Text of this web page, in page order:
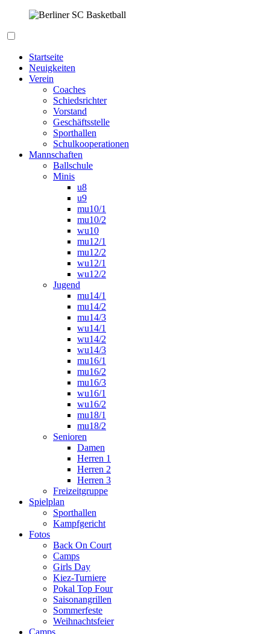
springen
Startseite
Neuigkeiten
Verein
Coaches
Schiedsrichter
Vorstand
Geschäftsstelle
Sporthallen
Schulkooperationen
Mannschaften
Ballschule
Minis
u8
u9
mu10/1
mu10/2
wu10
mu12/1
mu12/2
wu12/1
wu12/2
Jugend
mu14/1
mu14/2
mu14/3
wu14/1
wu14/2
wu14/3
mu16/1
mu16/2
mu16/3
wu16/1
wu16/2
mu18/1
mu18/2
Senioren
Damen
Herren 1
Herren 2
Herren 3
Freizeitgruppe
Spielplan
Sporthallen
Kampfgericht
Fotos
Back On Court
Camps
Girls Day
Kiez-Turniere
Pokal Top Four
Saisonangrillen
Sommerfeste
Weihnachtsfeier
Camps